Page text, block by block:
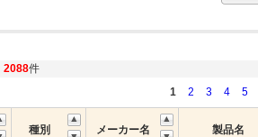
2088件
1
2 3 4 5
種別 メーカー名 製品名